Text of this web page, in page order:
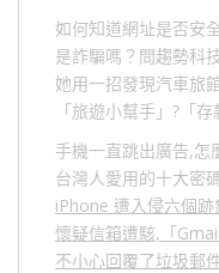
如何知道網址是否安
是詐騙嗎？問趨勢科
她用一招發現汽車旅
「旅遊小幫手」 ? 「
手機一直跳出廣告,怎
台灣人愛用的十大密
iPhone 遭入侵六個跡
懷疑信箱遭駭,「
不小心回覆了垃圾郵